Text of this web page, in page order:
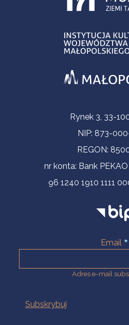
Informacje kontaktowe
Rynek 3, 33-
NIP: 873-
REGON:
nr konta: Bank
96 1240 1910 1111
Email
Adres e-mail